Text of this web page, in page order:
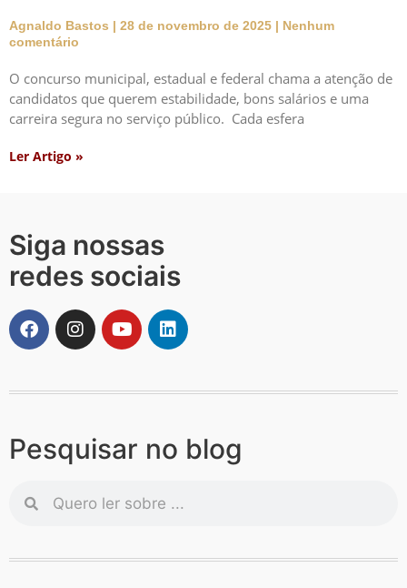
Agnaldo Bastos 28 de novembro de 2025
Nenhum
comentário
O concurso municipal, estadual e federal chama a atenção de
candidatos que querem estabilidade, bons salários e uma
carreira segura no serviço público. Cada esfera
Ler Artigo »
Siga nossas
redes sociais
Pesquisar no blog